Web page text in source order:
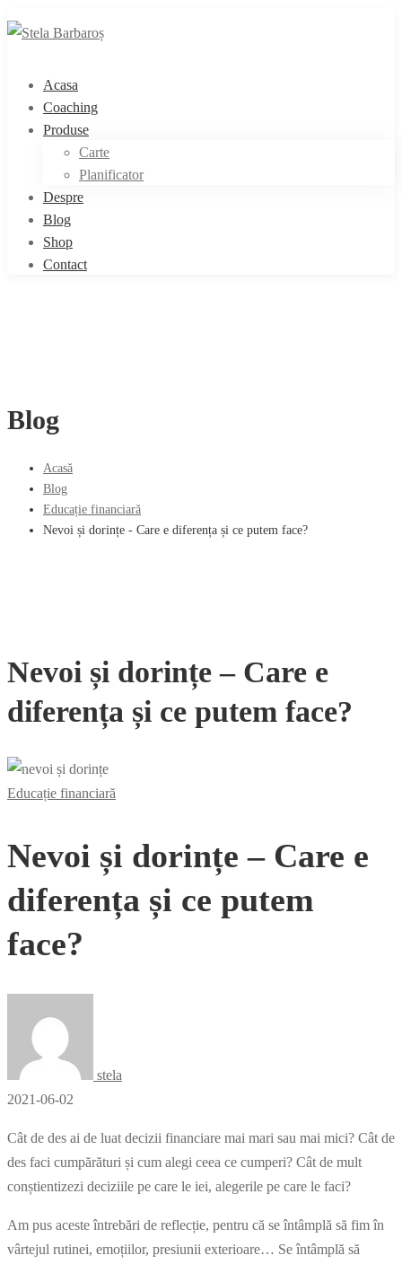
Acasa
Coaching
Produse
Carte
Planificator
Despre
Blog
Shop
Contact
Blog
Acasă
Blog
Educație financiară
Nevoi și dorințe - Care e diferența și ce putem face?
Nevoi și dorințe – Care e
diferența și ce putem face?
Educație financiară
Nevoi și dorințe – Care e
diferența și ce putem
face?
stela
2021-06-02
Cât de des ai de luat decizii financiare mai mari sau mai mici? Cât de
des faci cumpărături și cum alegi ceea ce cumperi? Cât de mult
conștientizezi deciziile pe care le iei, alegerile pe care le faci?
Am pus aceste întrebări de reflecție, pentru că se întâmplă să fim în
vârtejul rutinei, emoțiilor, presiunii exterioare… Se întâmplă să